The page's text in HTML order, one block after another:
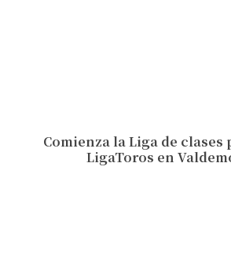
Comienza la Liga de clases
LigaToros en